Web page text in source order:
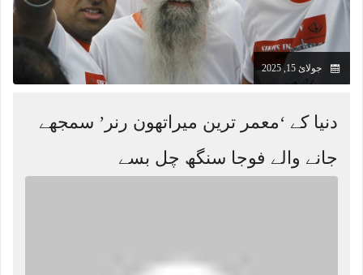
جولائ 15, 2025
دنیا کے ‘معمر ترین میراتھون رنر’ سمجھے
جانے والے فوجا سنگھ چل بسے